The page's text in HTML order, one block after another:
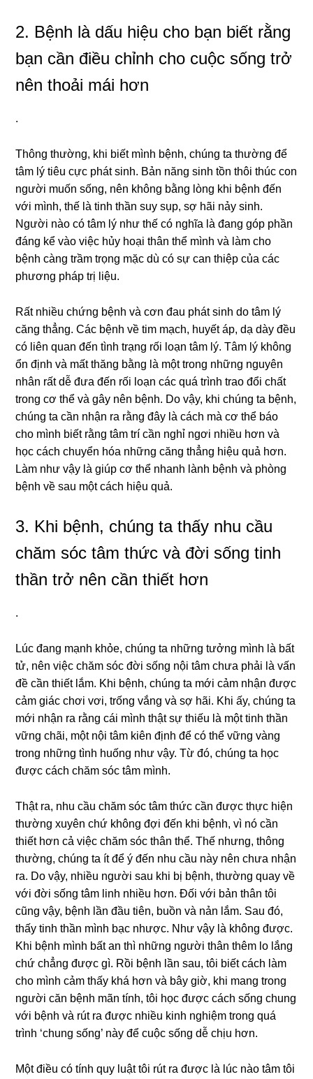
2. Bệnh là dấu hiệu cho bạn biết rằng
bạn cần điều chỉnh cho cuộc sống trở
nên thoải mái hơn
.
Thông thường, khi biết mình bệnh, chúng ta thường để
tâm lý tiêu cực phát sinh. Bản năng sinh tồn thôi thúc con
người muốn sống, nên không bằng lòng khi bệnh đến
với mình, thế là tinh thần suy sụp, sợ hãi nảy sinh.
Người nào có tâm lý như thế có nghĩa là đang góp phần
đáng kể vào việc hủy hoại thân thể mình và làm cho
bệnh càng trầm trọng mặc dù có sự can thiệp của các
phương pháp trị liệu.
Rất nhiều chứng bệnh và cơn đau phát sinh do tâm lý
căng thẳng. Các bệnh về tim mạch, huyết áp, dạ dày đều
có liên quan đến tình trạng rối loạn tâm lý. Tâm lý không
ổn định và mất thăng bằng là một trong những nguyên
nhân rất dễ đưa đến rối loạn các quá trình trao đổi chất
trong cơ thể và gây nên bệnh. Do vậy, khi chúng ta bệnh,
chúng ta cần nhận ra rằng đây là cách mà cơ thể báo
cho mình biết rằng tâm trí cần nghỉ ngơi nhiều hơn và
học cách chuyển hóa những căng thẳng hiệu quả hơn.
Làm như vậy là giúp cơ thể nhanh lành bệnh và phòng
bệnh về sau một cách hiệu quả.
3. Khi bệnh, chúng ta thấy nhu cầu
chăm sóc tâm thức và đời sống tinh
thần trở nên cần thiết hơn
.
Lúc đang mạnh khỏe, chúng ta những tưởng mình là bất
tử, nên việc chăm sóc đời sống nội tâm chưa phải là vấn
đề cần thiết lắm. Khi bệnh, chúng ta mới cảm nhận được
cảm giác chơi vơi, trống vắng và sợ hãi. Khi ấy, chúng ta
mới nhận ra rằng cái mình thật sự thiếu là một tinh thần
vững chãi, một nội tâm kiên định để có thể vững vàng
trong những tình huống như vậy. Từ đó, chúng ta học
được cách chăm sóc tâm mình.
Thật ra, nhu cầu chăm sóc tâm thức cần được thực hiện
thường xuyên chứ không đợi đến khi bệnh, vì nó cần
thiết hơn cả việc chăm sóc thân thể. Thế nhưng, thông
thường, chúng ta ít để ý đến nhu cầu này nên chưa nhận
ra. Do vậy, nhiều người sau khi bị bệnh, thường quay về
với đời sống tâm linh nhiều hơn. Đối với bản thân tôi
cũng vậy, bệnh lần đầu tiên, buồn và nản lắm. Sau đó,
thấy tinh thần mình bạc nhược. Như vậy là không được.
Khi bệnh mình bất an thì những người thân thêm lo lắng
chứ chẳng được gì. Rồi bệnh lần sau, tôi biết cách làm
cho mình cảm thấy khá hơn và bây giờ, khi mang trong
người căn bệnh mãn tính, tôi học được cách sống chung
với bệnh và rút ra được nhiều kinh nghiệm trong quá
trình ‘chung sống’ này để cuộc sống dễ chịu hơn.
Một điều có tính quy luật tôi rút ra được là lúc nào tâm tôi